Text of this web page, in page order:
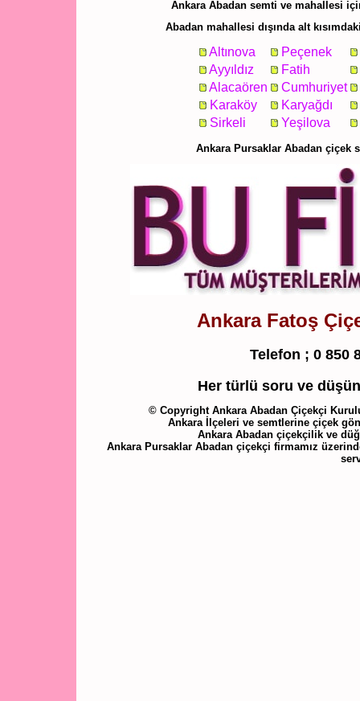
Ankara Abadan semti ve mahallesi
Abadan mahallesi dışında alt
Altınova
Peçenek
Ayyıldız
Fatih
Alacaören
Cumhuriyet
Karaköy
Karyağdı
Sirkeli
Yeşilova
Ankara Pursaklar Abadan çiçek
Ankara Fatoş
Telefon ; 0 850
Her türlü soru ve
© Copyright Ankara Abadan Çiçekçi
Ankara İlçeleri ve semtlerine çiçek
Ankara Abadan çiçekçilik ve
Ankara Pursaklar Abadan çiçekçi firmamız